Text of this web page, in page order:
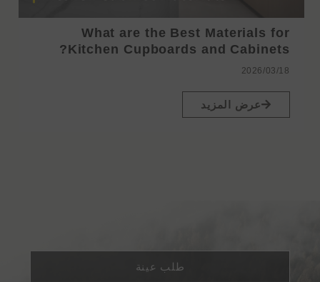
What are the Best Materials for
Kitchen Cupboards and Cabinets?
2026/03/18
عرض المزيد
طلب عينة